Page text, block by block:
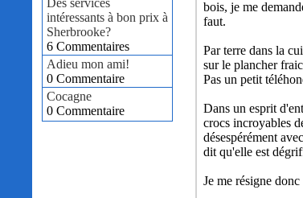
Des services
intéressants à bon prix à
Sherbrooke?
6 Commentaires
Adieu mon ami!
0 Commentaire
Cocagne
0 Commentaire
bois, je me
faut.
Par terre dans la
sur le plancher
Pas un petit
Dans un esprit
crocs incroyables
désespérément
dit qu'elle est
Je me résigne